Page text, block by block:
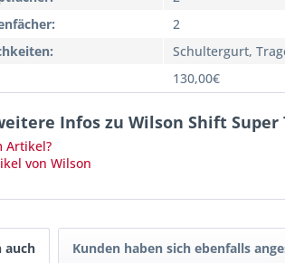
2
Schultergurt,
130,00€
Infos zu Wilson Shift Super
Artikel?
von Wilson
auch Kunden haben sich ebenfalls